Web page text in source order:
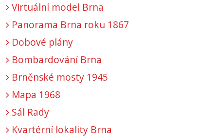
Virtuální model Brna
Panorama Brna roku 1867
Dobové plány
Bombardování Brna
Brněnské mosty 1945
Mapa 1968
Sál Rady
Kvartérní lokality Brna